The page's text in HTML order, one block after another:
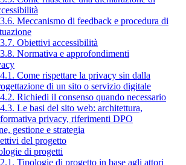
Meccanismo di feedback e procedura di
Obiettivi accessibilità
Normativa e approfondimenti
Come rispettare la privacy sin dalla
di un sito o servizio digitale
Richiedi il consenso quando necessario
Le basi del sito web: architettura,
privacy, riferimenti DPO
gestione e strategia
del progetto
di progetti
Tipologie di progetto in base agli attori